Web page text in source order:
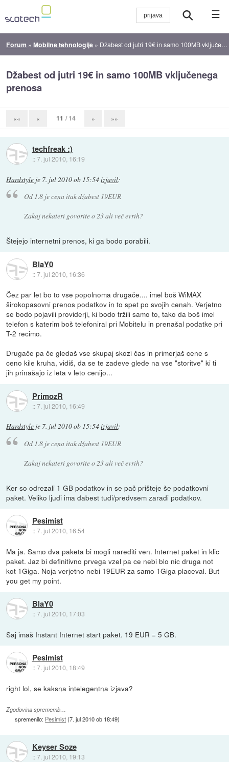
☰
Forum »Mobilne tehnologije » Džabest od jutri 19€ in samo 100MB vključenega prenosa
Džabest od jutri 19€ in samo 100MB vključenega
prenosa
«« « 11 / 14 » »»
techfreak :)
::7. jul 2010, 16:19
Hardstyle je 7. jul 2010 ob 15:54izjavil:
Od 1.8 je cena itak džabest 19EUR
Zakaj nekateri govorite o 23 ali več evrih?
Štejejo internetni prenos, ki ga bodo porabili.
BlaY0
::7. jul 2010, 16:36
Čez par let bo to vse popolnoma drugače.... imel boš WiMAX
širokopasovni prenos podatkov in to spet po svojih cenah. Verjetno
se bodo pojavili providerji, ki bodo tržili samo to, tako da boš imel
telefon s katerim boš telefoniral pri Mobitelu in prenašal podatke pri
T-2 recimo.
Drugače pa če gledaš vse skupaj skozi čas in primerjaš cene s
ceno kile kruha, vidiš, da se te zadeve glede na vse "storitve" ki ti
jih prinašajo iz leta v leto cenijo...
PrimozR
::7. jul 2010, 16:49
Hardstyle je 7. jul 2010 ob 15:54izjavil:
Od 1.8 je cena itak džabest 19EUR
Zakaj nekateri govorite o 23 ali več evrih?
Ker so odrezali 1 GB podatkov in se pač prišteje še podatkovni
paket. Veliko ljudi ima đabest tudi/predvsem zaradi podatkov.
Pesimist
::7. jul 2010, 16:54
Ma ja. Samo dva paketa bi mogli narediti ven. Internet paket in klic
paket. Jaz bi definitivno prvega vzel pa ce nebi blo nic druga not
kot 1Giga. Noja verjetno nebi 19EUR za samo 1Giga placeval. But
you get my point.
BlaY0
::7. jul 2010, 17:03
Saj imaš Instant Internet start paket. 19 EUR = 5 GB.
Pesimist
::7. jul 2010, 18:49
right lol, se kaksna intelegentna izjava?
Zgodovina sprememb…
spremenilo: Pesimist(7. jul 2010 ob 18:49)
Keyser Soze
::7. jul 2010, 19:13